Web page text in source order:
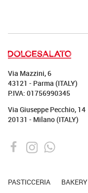
Via Mazzini, 6
43121 - Parma (ITALY)
P.IVA: 01756990345
Via Giuseppe Pecchio, 14
20131 - Milano (ITALY)
PASTICCERIA BAKERY